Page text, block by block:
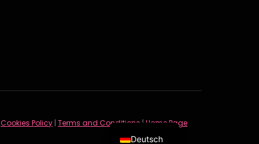
Cookies Policy Terms and Conditions | Home Page
Deutsch
English